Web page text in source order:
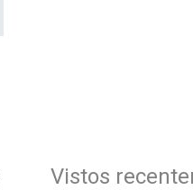
Vistos